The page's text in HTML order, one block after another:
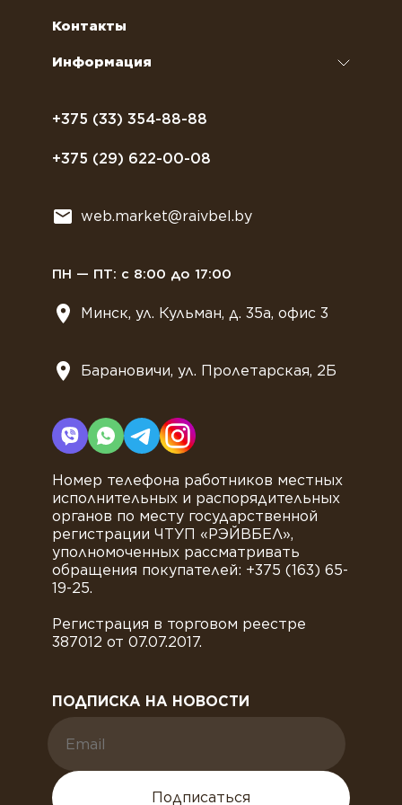
+375 (33) 354-88-88
+375 (29) 622-00-08
web.market@raivbel.by
ПН — ПТ: с 8:00 до 17:00
Минск, ул. Кульман, д. 35а, офис 3
Барановичи, ул. Пролетарская, 2Б
Номер телефона работников местных
исполнительных и распорядительных
органов по месту государственной
регистрации ЧТУП «РЭЙВБЕЛ»,
уполномоченных рассматривать
обращения покупателей: +375 (163) 65-
19-25.
Регистрация в торговом реестре
387012 от 07.07.2017.
ПОДПИСКА НА НОВОСТИ
Подписаться
Курсы бариста
Условия доставки
Контакты
Информация
Договор оферты